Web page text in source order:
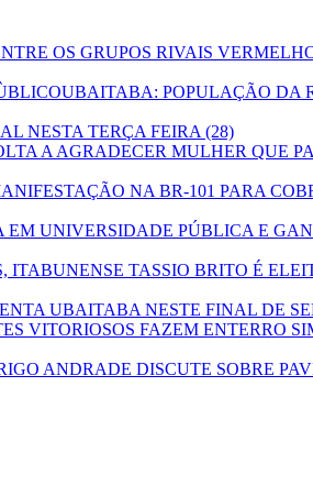
OS GRUPOS RIVAIS
UBAITABA: POPULAÇÃO DA
NESTA TERÇA FEIRA (28)
A AGRADECER MULHER QUE
NA BR-101 PARA
EM UNIVERSIDADE PÚBLICA E
ITABUNENSE TASSIO BRITO É
UBAITABA NESTE FINAL DE
VITORIOSOS FAZEM ENTERRO
ANDRADE DISCUTE SOBRE